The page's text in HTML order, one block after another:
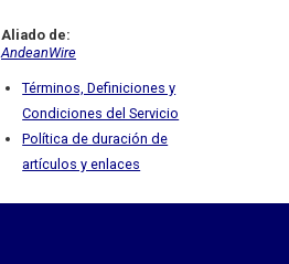
Aliado de:
AndeanWire
Términos, Definiciones y
Condiciones del Servicio
Política de duración de
artículos y enlaces